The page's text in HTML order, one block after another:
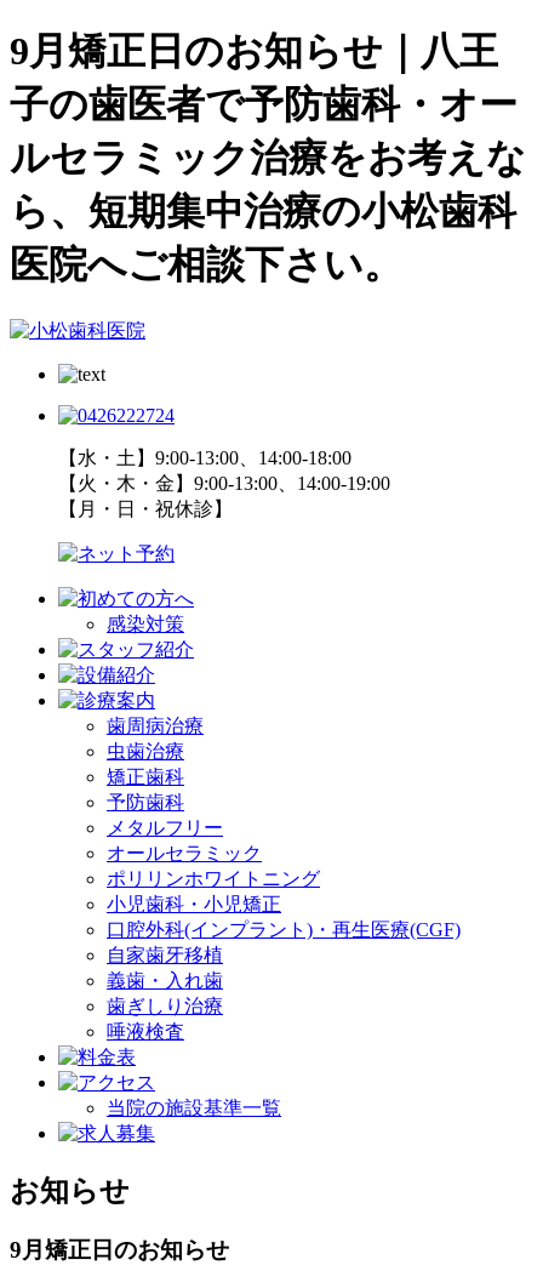
9月矯正日のお知らせ｜八王
子の歯医者で予防歯科・オー
ルセラミック治療をお考えな
ら、短期集中治療の小松歯科
医院へご相談下さい。
【水・土】9:00-13:00、14:00-18:00
【火・木・金】9:00-13:00、14:00-19:00
【月・日・祝休診】
感染対策
歯周病治療
虫歯治療
矯正歯科
予防歯科
メタルフリー
オールセラミック
ポリリンホワイトニング
小児歯科・小児矯正
口腔外科(インプラント)・再生医療(CGF)
自家歯牙移植
義歯・入れ歯
歯ぎしり治療
唾液検査
当院の施設基準一覧
お知らせ
9月矯正日のお知らせ